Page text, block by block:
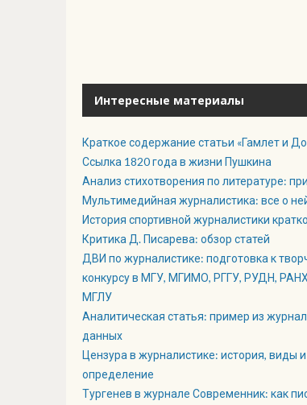
Интересные материалы
Краткое содержание статьи «Гамлет и
Ссылка 1820 года в жизни Пушкина
Анализ стихотворения по литературе:
Мультимедийная журналистика: все о
История спортивной журналистики кратко
Критика Д. Писарева: обзор статей
ДВИ по журналистике: подготовка к
конкурсу в МГУ, МГИМО, РГГУ, РУДН,
МГЛУ
Аналитическая статья: пример из
данных
Цензура в журналистике: история, виды и
определение
Тургенев в журнале Современник: как